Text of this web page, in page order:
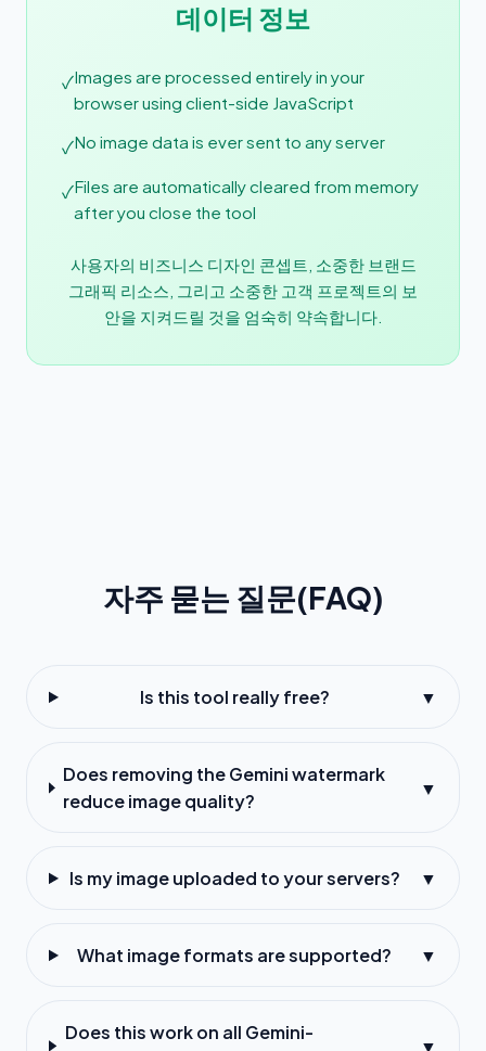
데이터 정보
✓Images are processed entirely in your
browser using client-side JavaScript
✓No image data is ever sent to any server
✓Files are automatically cleared from memory
after you close the tool
사용자의 비즈니스 디자인 콘셉트, 소중한 브랜드
그래픽 리소스, 그리고 소중한 고객 프로젝트의 보
안을 지켜드릴 것을 엄숙히 약속합니다.
자주 묻는 질문(FAQ)
Is this tool really free? ▼
Does removing the Gemini watermark
reduce image quality?
▼
Is my image uploaded to your servers? ▼
What image formats are supported? ▼
Does this work on all Gemini-
▼